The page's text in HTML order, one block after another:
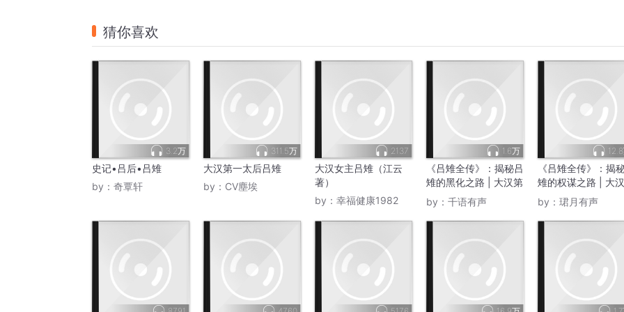
猜你喜欢
3.2万
史记•吕后•吕雉
by： 奇覃轩
311.5万
大汉第一太后吕雉
by： CV塵埃
2137
大汉女主吕雉（江云
著）
by： 幸福健康1982
1.6万
《吕雉全传》：揭秘吕
雉的黑化之路 | 大汉第
一太后
by： 千语有声
《吕雉全传》：揭
雉的权谋之路 | 大
一太后
by： 珺月有声